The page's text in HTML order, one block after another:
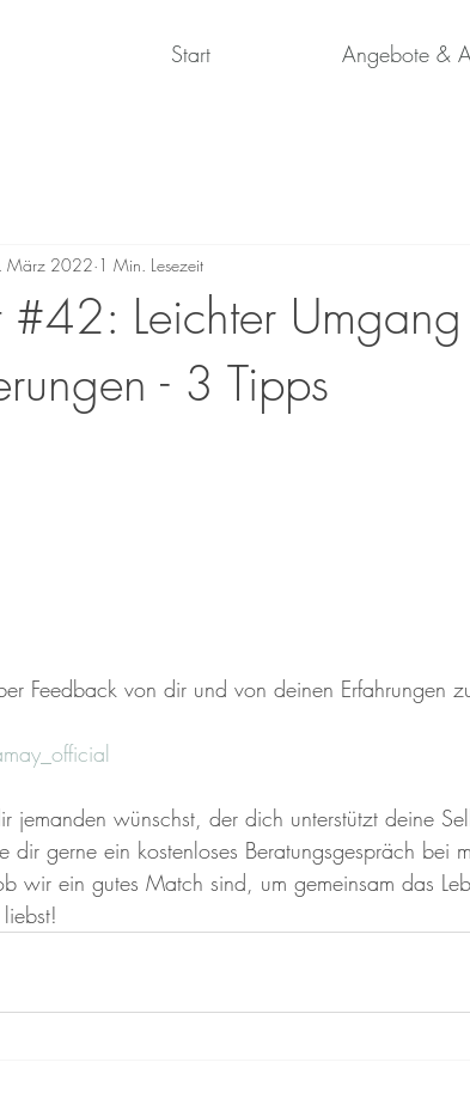
Start Angebote &
#42: Leichter
- 3 Tipps
März 2022 1 Min. Lesezeit
Feedback von dir und von deinen Erfahrungen
jemanden wünschst, der dich unterstützt deine
dir gerne ein kostenloses Beratungsgespräch bei
wir ein gutes Match sind, um gemeinsam das